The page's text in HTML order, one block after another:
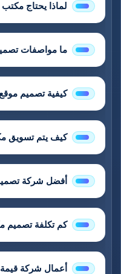
لماذا يحتاج
ما مواصفات
كيفية تصميم
كيف يتم تسويق
أفضل شركة
كم تكلفة تصميم
أعمال شركة